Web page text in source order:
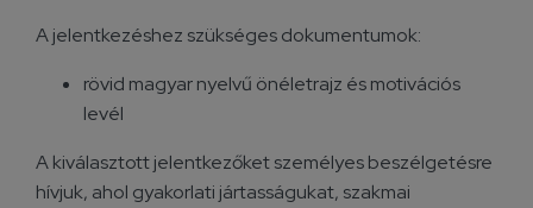
A jelentkezéshez szükséges dokumentumok:
rövid magyar nyelvű önéletrajz és motivációs
levél
A kiválasztott jelentkezőket személyes beszélgetésre
hívjuk, ahol gyakorlati jártasságukat, szakmai